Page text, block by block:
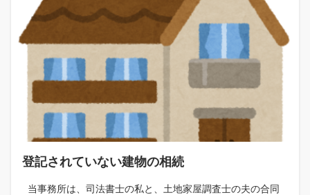
登記されていない建物の相続
当事務所は、司法書士の私と、土地家屋調査士の夫の合同